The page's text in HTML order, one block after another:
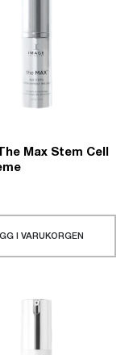
Max Stem Cell
I VARUKORGEN